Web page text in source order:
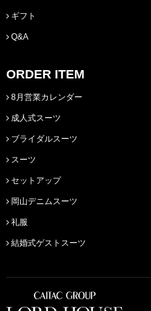
ギフト
Q&A
ORDER ITEM
8月営業カレンダー
成人式スーツ
ブライダルスーツ
スーツ
セットアップ
岡山デニムスーツ
礼服
結婚式ゲストスーツ